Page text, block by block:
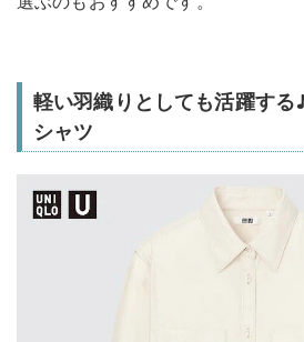
軽い羽織りとしても活躍す
シャツ